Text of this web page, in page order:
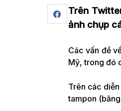
Trên
ảnh chụp
Các vấn đề
Mỹ, trong đó
Trên các
tampon